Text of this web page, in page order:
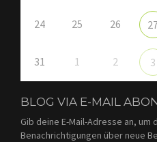
24 25 26
31 1 2 3
BLOG VIA E-MAIL
Gib deine E-Mail-Adresse an,
Benachrichtigungen über neue